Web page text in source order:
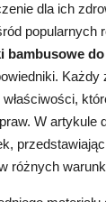
dla ich
popularnych
bambusowe
Każdy
W artykule
różnych